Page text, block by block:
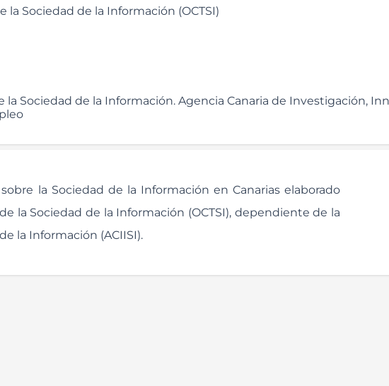
Sociedad de la Información (OCTSI)
Sociedad de la Información. Agencia Canaria de Investigación,
la Sociedad de la Información en Canarias elaborado
la Sociedad de la Información (OCTSI), dependiente de la
la Información (ACIISI).